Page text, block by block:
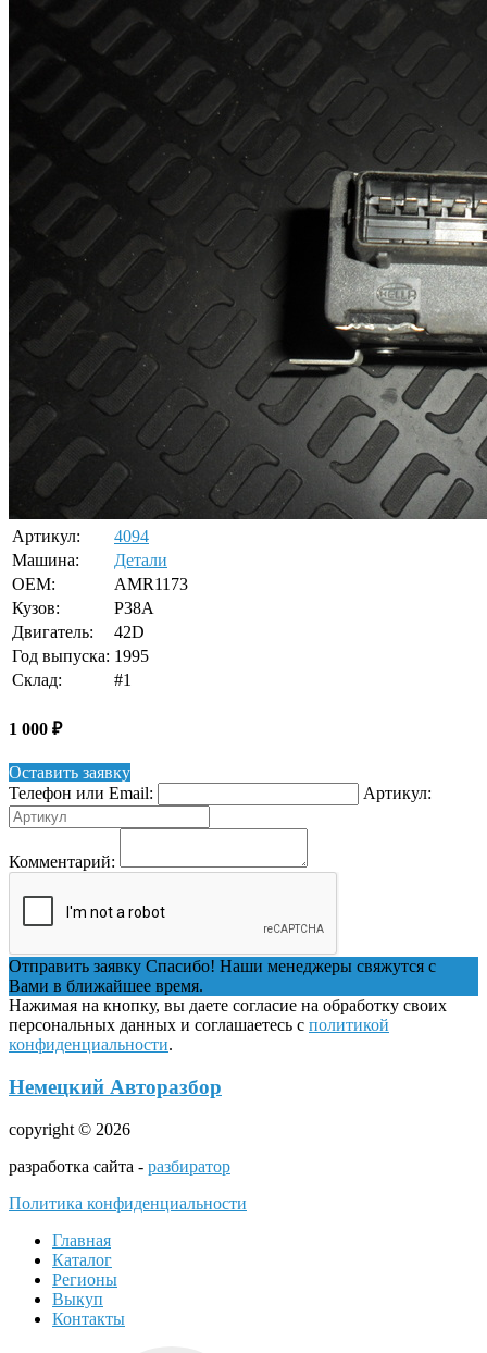
Артикул:
4094
Машина:
Детали
OEM:
AMR1173
Кузов:
P38A
Двигатель:
42D
Год выпуска: 1995
Склад:
#1
1 000 ₽
Оставить заявку
Телефон или Email:
Артикул:
Комментарий:
Отправить заявку Спасибо! Наши менеджеры свяжутся с
Вами в ближайшее время.
Нажимая на кнопку, вы даете согласие на обработку своих
персональных данных и соглашаетесь с политикой
конфиденциальности.
Немецкий Авторазбор
copyright © 2026
разработка сайта - разбиратор
Политика конфиденциальности
Главная
Каталог
Регионы
Выкуп
Контакты